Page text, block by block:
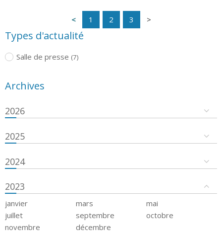
1 2 3
Types d'actualité
Salle de presse (7)
Archives
2026
2025
2024
2023
janvier mars
mai
juillet
septembre
octobre
novembre
décembre